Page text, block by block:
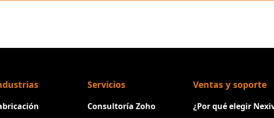
Servicios
Consultoría Zoho
Ventas y soporte
¿Por qué elegir